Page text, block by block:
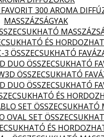
300 AROMA
MASSZÁZSÁGYAK
ÉS
ÖSSZECSUKHATÓ
DUO ÖSSZECSUKHATÓ
ÖSSZECSUKHATÓ
DUO ÖSSZECSUKHATÓ
ÉS
SET ÖSSZECSUKHATÓ
OVAL SET
ÉS